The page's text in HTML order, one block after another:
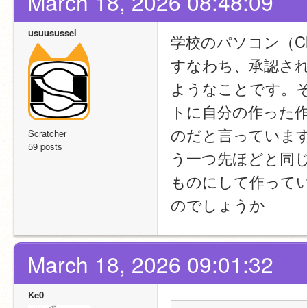
usuusussei
Scratcher
59 posts
学校のパソコン（
すなわち、承認さ
ようなことです。
トに自分の作った
のだと言っていま
う一つ先ほどと同
ものにして作って
のでしょうか
March 18, 2026 09:01:32
Ke0